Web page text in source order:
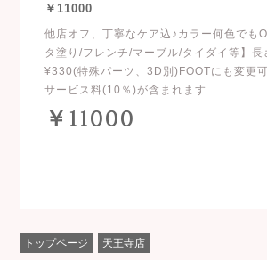
￥11000
他店オフ、丁寧なケア込♪カラー何色でも
タ塗り/フレンチ/マーブル/タイダイ等】長
¥330(特殊パーツ、3D別)FOOTにも変更
サービス料(10％)が含まれます
￥11000
トップページ 天王寺店